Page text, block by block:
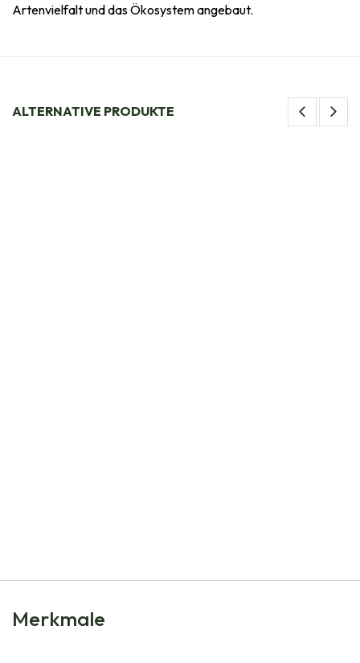
Artenvielfalt und das Ökosystem angebaut.
ALTERNATIVE PRODUKTE
Merkmale